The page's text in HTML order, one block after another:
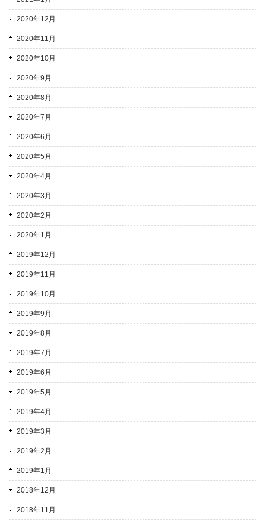
2020年12月
2020年11月
2020年10月
2020年9月
2020年8月
2020年7月
2020年6月
2020年5月
2020年4月
2020年3月
2020年2月
2020年1月
2019年12月
2019年11月
2019年10月
2019年9月
2019年8月
2019年7月
2019年6月
2019年5月
2019年4月
2019年3月
2019年2月
2019年1月
2018年12月
2018年11月